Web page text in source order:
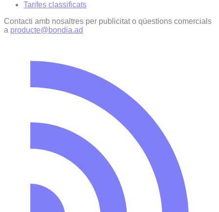
Tarifes classificats
Contacti amb nosaltres per publicitat o qüestions comercials
a producte@bondia.ad